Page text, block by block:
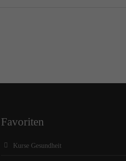
Favoriten
Kurse Gesundheit